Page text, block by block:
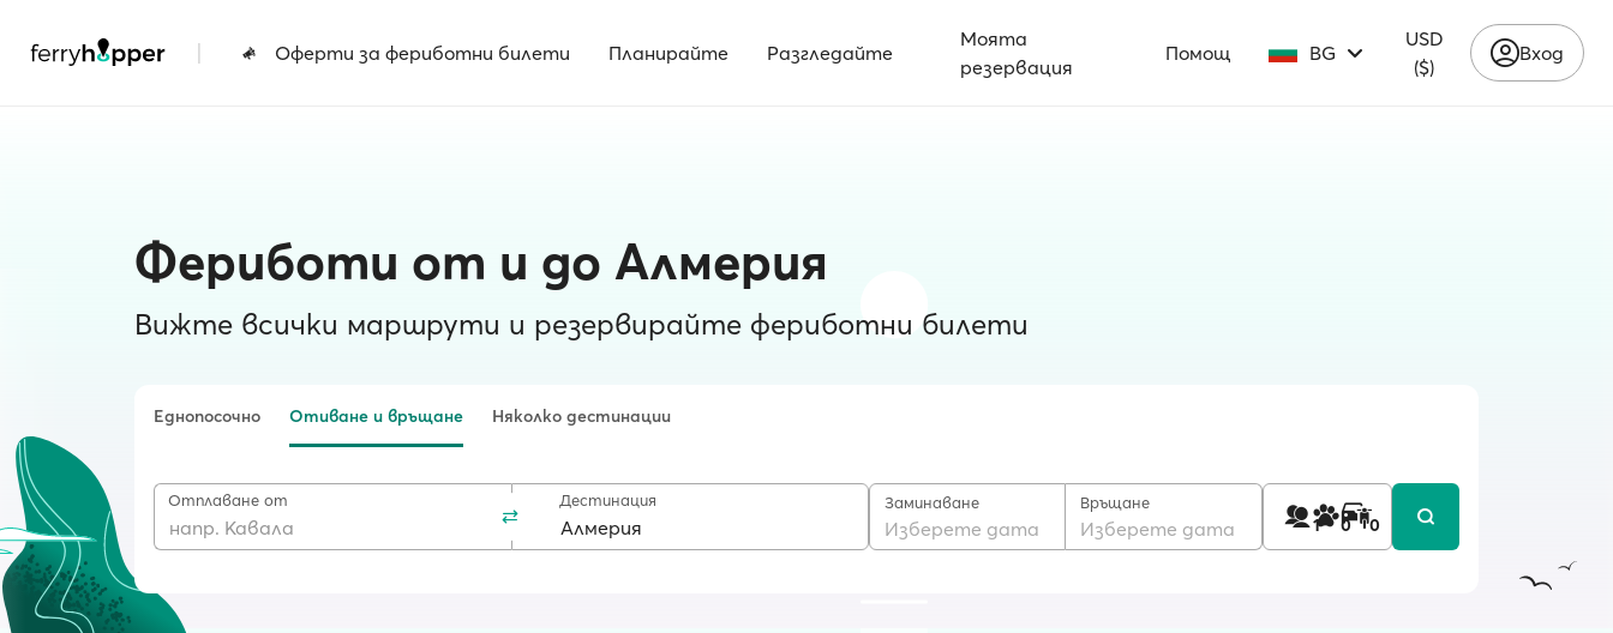
| Оферти за фериботни билети Планирайте Разгледайте
Моята
резервация
Помощ BG
USD
($)
Вход
Фериботи от и до Алмерия
Вижте всички маршрути и резервирайте фериботни билети
Еднопосочно Отиване и връщане Няколко дестинации
Отплаване от Дестинация Заминаване
Изберете дата
Връщане
Изберете дата 1 0 0